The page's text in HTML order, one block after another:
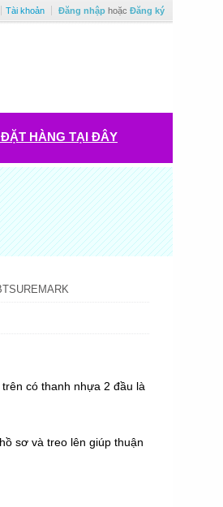
Tài khoản Đăng nhập hoặc Đăng ký
HÀNG TẠI ĐÂY
có thanh nhựa 2 đầu là
sơ và treo lên giúp thuận